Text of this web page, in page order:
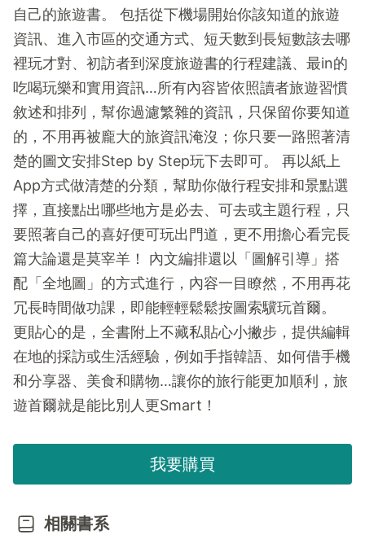
自己的旅遊書。 包括從下機場開始你該知道的旅遊
資訊、進入市區的交通方式、短天數到長短數該去哪
裡玩才對、初訪者到深度旅遊書的行程建議、最in的
吃喝玩樂和實用資訊…所有內容皆依照讀者旅遊習慣
敘述和排列，幫你過濾繁雜的資訊，只保留你要知道
的，不用再被龐大的旅資訊淹沒；你只要一路照著清
楚的圖文安排Step by Step玩下去即可。 再以紙上
App方式做清楚的分類，幫助你做行程安排和景點選
擇，直接點出哪些地方是必去、可去或主題行程，只
要照著自己的喜好便可玩出門道，更不用擔心看完長
篇大論還是莫宰羊！ 內文編排還以「圖解引導」搭
配「全地圖」的方式進行，內容一目瞭然，不用再花
冗長時間做功課，即能輕輕鬆鬆按圖索驥玩首爾。
更貼心的是，全書附上不藏私貼心小撇步，提供編輯
在地的採訪或生活經驗，例如手指韓語、如何借手機
和分享器、美食和購物…讓你的旅行能更加順利，旅
遊首爾就是能比別人更Smart！
我要購買
相關書系